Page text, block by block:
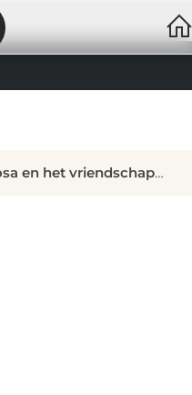
Rosa en het vriendschapsengeltje